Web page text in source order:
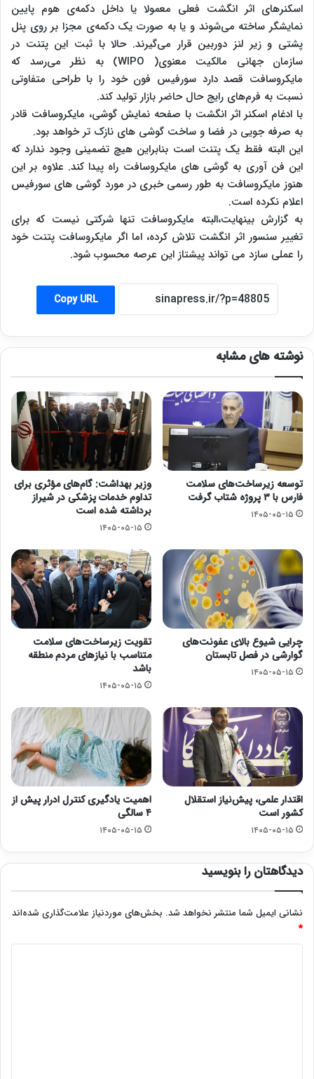
اسکنرهای اثر انگشت فعلی معمولا یا داخل دکمه‌ی هوم پایین
نمایشگر ساخته می‌شوند و یا به صورت یک دکمه‌ی مجزا بر روی پنل
پشتی و زیر لنز دوربین قرار می‌گیرند. حالا با ثبت این پتنت در
سازمان جهانی مالکیت معنوی( WIPO) به نظر می‌رسد که
مایکروسافت قصد دارد سورفیس فون خود را با طراحی متفاوتی
نسبت به فرم‌های رایج حال حاضر بازار تولید کند.
با ادغام اسکنر اثر انگشت با صفحه نمایش گوشی، مایکروسافت قادر
به صرفه جویی در فضا و ساخت گوشی های نازک تر خواهد بود.
این البته فقط یک پتنت است بنابراین هیچ تضمینی وجود ندارد که
این فن آوری به گوشی های مایکروسافت راه پیدا کند. علاوه بر این
هنوز مایکروسافت به طور رسمی خبری در مورد گوشی های سورفیس
اعلام نکرده است.
به گزارش بینهایت،البته مایکروسافت تنها شرکتی نیست که برای
تغییر سنسور اثر انگشت تلاش کرده، اما اگر مایکروسافت پتنت خود
را عملی سازد می تواند پیشتاز این عرصه محسوب شود.
Copy URL
نوشته های مشابه
توسعه زیرساخت‌های سلامت
فارس با ۳ پروژه شتاب گرفت
۱۴۰۵-۰۵-۱۵
وزیر بهداشت: گام‌های مؤثری برای
تداوم خدمات پزشکی در شیراز
برداشته شده است
۱۴۰۵-۰۵-۱۵
چرایی شیوع بالای عفونت‌های
گوارشی در فصل تابستان
۱۴۰۵-۰۵-۱۵
تقویت زیرساخت‌های سلامت
متناسب با نیازهای مردم منطقه
باشد
۱۴۰۵-۰۵-۱۵
اقتدار علمی، پیش‌نیاز استقلال
کشور است
۱۴۰۵-۰۵-۱۵
اهمیت یادگیری کنترل ادرار پیش از
۴ سالگی
۱۴۰۵-۰۵-۱۵
دیدگاهتان را بنویسید
نشانی ایمیل شما منتشر نخواهد شد. بخش‌های موردنیاز علامت‌گذاری شده‌اند
*